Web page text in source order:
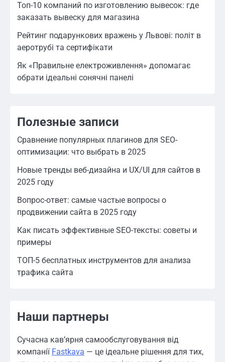
Топ-10 компаний по изготовлению вывесок: где
заказать вывеску для магазина
Рейтинг подарункових вражень у Львові: політ в
аеротрубі та сертифікати
Як «Правильне електроживлення» допомагає
обрати ідеальні сонячні панелі
Полезные записи
Сравнение популярных плагинов для SEO-
оптимизации: что выбрать в 2025
Новые тренды веб-дизайна и UX/UI для сайтов в
2025 году
Вопрос-ответ: самые частые вопросы о
продвижении сайта в 2025 году
Как писать эффективные SEO-тексты: советы и
примеры
ТОП-5 бесплатных инструментов для анализа
трафика сайта
Наши партнеры
Сучасна кав’ярня самообслуговування від
компанії Fastkava — це ідеальне рішення для тих,